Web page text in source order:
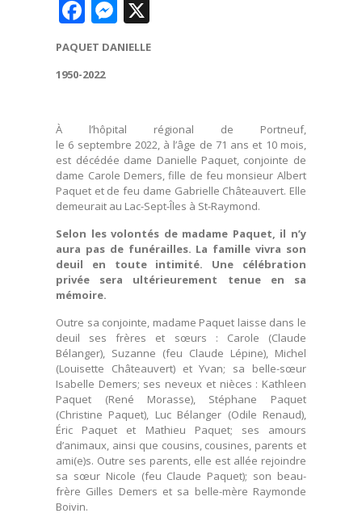
Facebook
Messenger
PAQUET DANIELLE
1950-2022
À l’hôpital régional de Portneuf,
le 6 septembre 2022, à l’âge de 71 ans et 10 mois,
est décédée dame Danielle Paquet, conjointe de
dame Carole Demers, fille de feu monsieur Albert
Paquet et de feu dame Gabrielle Châteauvert. Elle
demeurait au Lac-Sept-Îles à St-Raymond.
Selon les volontés de madame Paquet, il n’y
aura pas de funérailles. La famille vivra son
deuil en toute intimité. Une célébration
privée sera ultérieurement tenue en sa
mémoire.
Outre sa conjointe, madame Paquet laisse dans le
deuil ses frères et sœurs : Carole (Claude
Bélanger), Suzanne (feu Claude Lépine), Michel
(Louisette Châteauvert) et Yvan; sa belle-sœur
Isabelle Demers; ses neveux et nièces : Kathleen
Paquet (René Morasse), Stéphane Paquet
(Christine Paquet), Luc Bélanger (Odile Renaud),
Éric Paquet et Mathieu Paquet; ses amours
d’animaux, ainsi que cousins, cousines, parents et
ami(e)s. Outre ses parents, elle est allée rejoindre
sa sœur Nicole (feu Claude Paquet); son beau-
frère Gilles Demers et sa belle-mère Raymonde
Boivin.